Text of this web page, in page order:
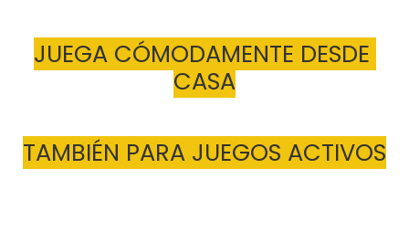
JUEGA CÓMODAMENTE DESDE
CASA
TAMBIÉN PARA JUEGOS ACTIVOS